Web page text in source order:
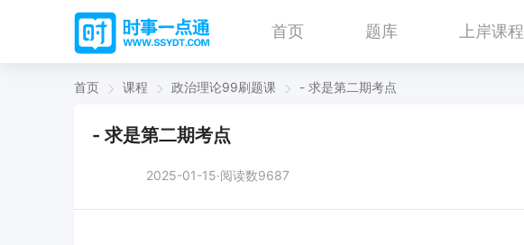
首页 题库 上岸课程
首页 课程 政治理论99刷题课 - 求是第二期考点
- 求是第二期考点
2025-01-15·阅读数9687